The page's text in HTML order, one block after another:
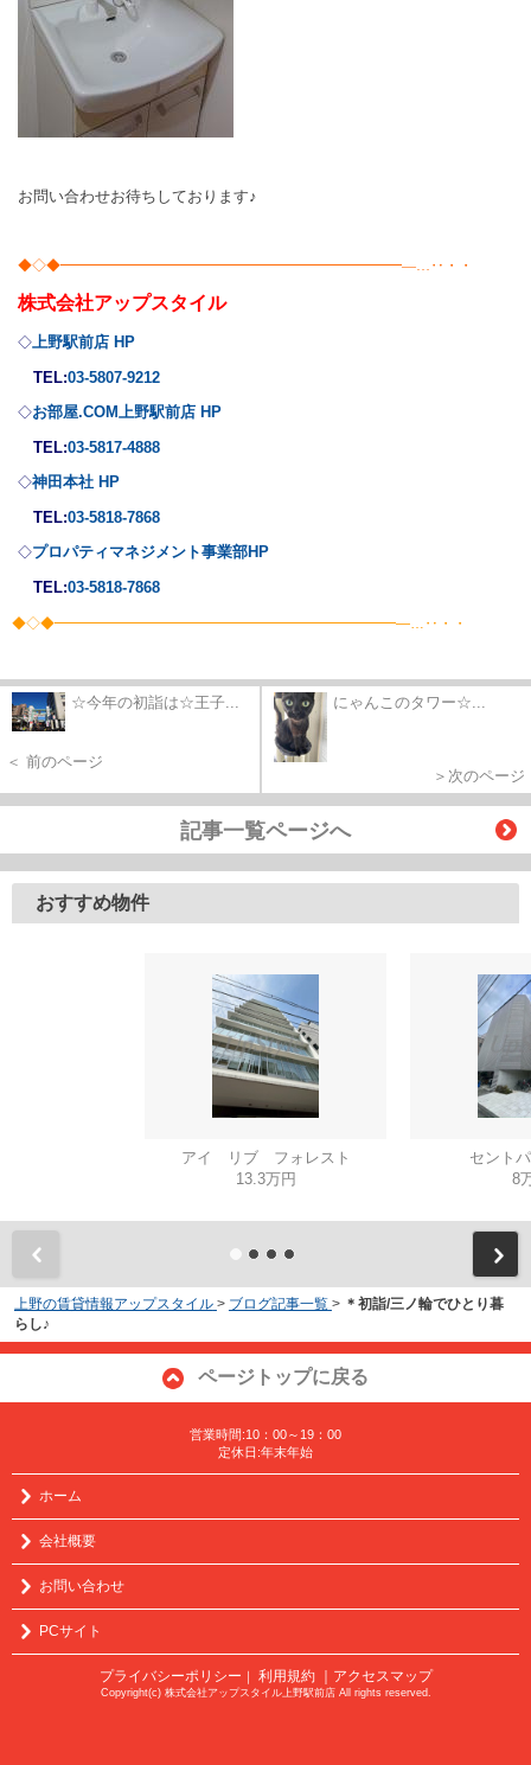
お問い合わせお待ちしております♪
◆◇◆━━━━━━━━━━━━━━━━━━━━━━━━―…‥・・
株式会社アップスタイル
◇ 上野駅前店 HP
TEL:03-5807-9212
◇お部屋.COM上野駅前店 HP
TEL:03-5817-4888
◇神田本社 HP
TEL:03-5818-7868
◇プロパティマネジメント事業部HP
TEL:03-5818-7868
◆◇◆━━━━━━━━━━━━━━━━━━━━━━━━―…‥・・
☆今年の初詣は☆王子...
＜ 前のページ
にゃんこのタワー☆...
＞次のページ
記事一覧ページへ
おすすめ物件
アイ リブ フォレスト
13.3万円
セント
8
上野の賃貸情報アップスタイル > ブログ記事一覧 > ＊初詣/三ノ輪でひとり暮
らし♪
ページトップに戻る
営業時間:10：00～19：00
定休日:年末年始
ホーム
会社概要
お問い合わせ
PCサイト
プライバシーポリシー ｜ 利用規約 ｜アクセスマップ
Copyright(c) 株式会社アップスタイル上野駅前店 All rights reserved.